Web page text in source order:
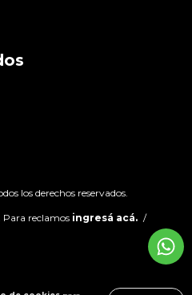
los derechos reservados.
Para reclamos ingresá acá. /